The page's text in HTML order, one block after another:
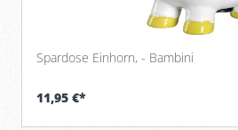
Spardose Einhorn, - Bambini
11,95 €*